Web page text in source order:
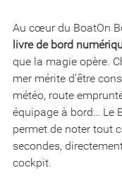
Au cœur du BoatOn
livre de bord
que la magie opère.
mer mérite d'être
météo, route
équipage à bord… Le
permet de noter tout
secondes,
cockpit.